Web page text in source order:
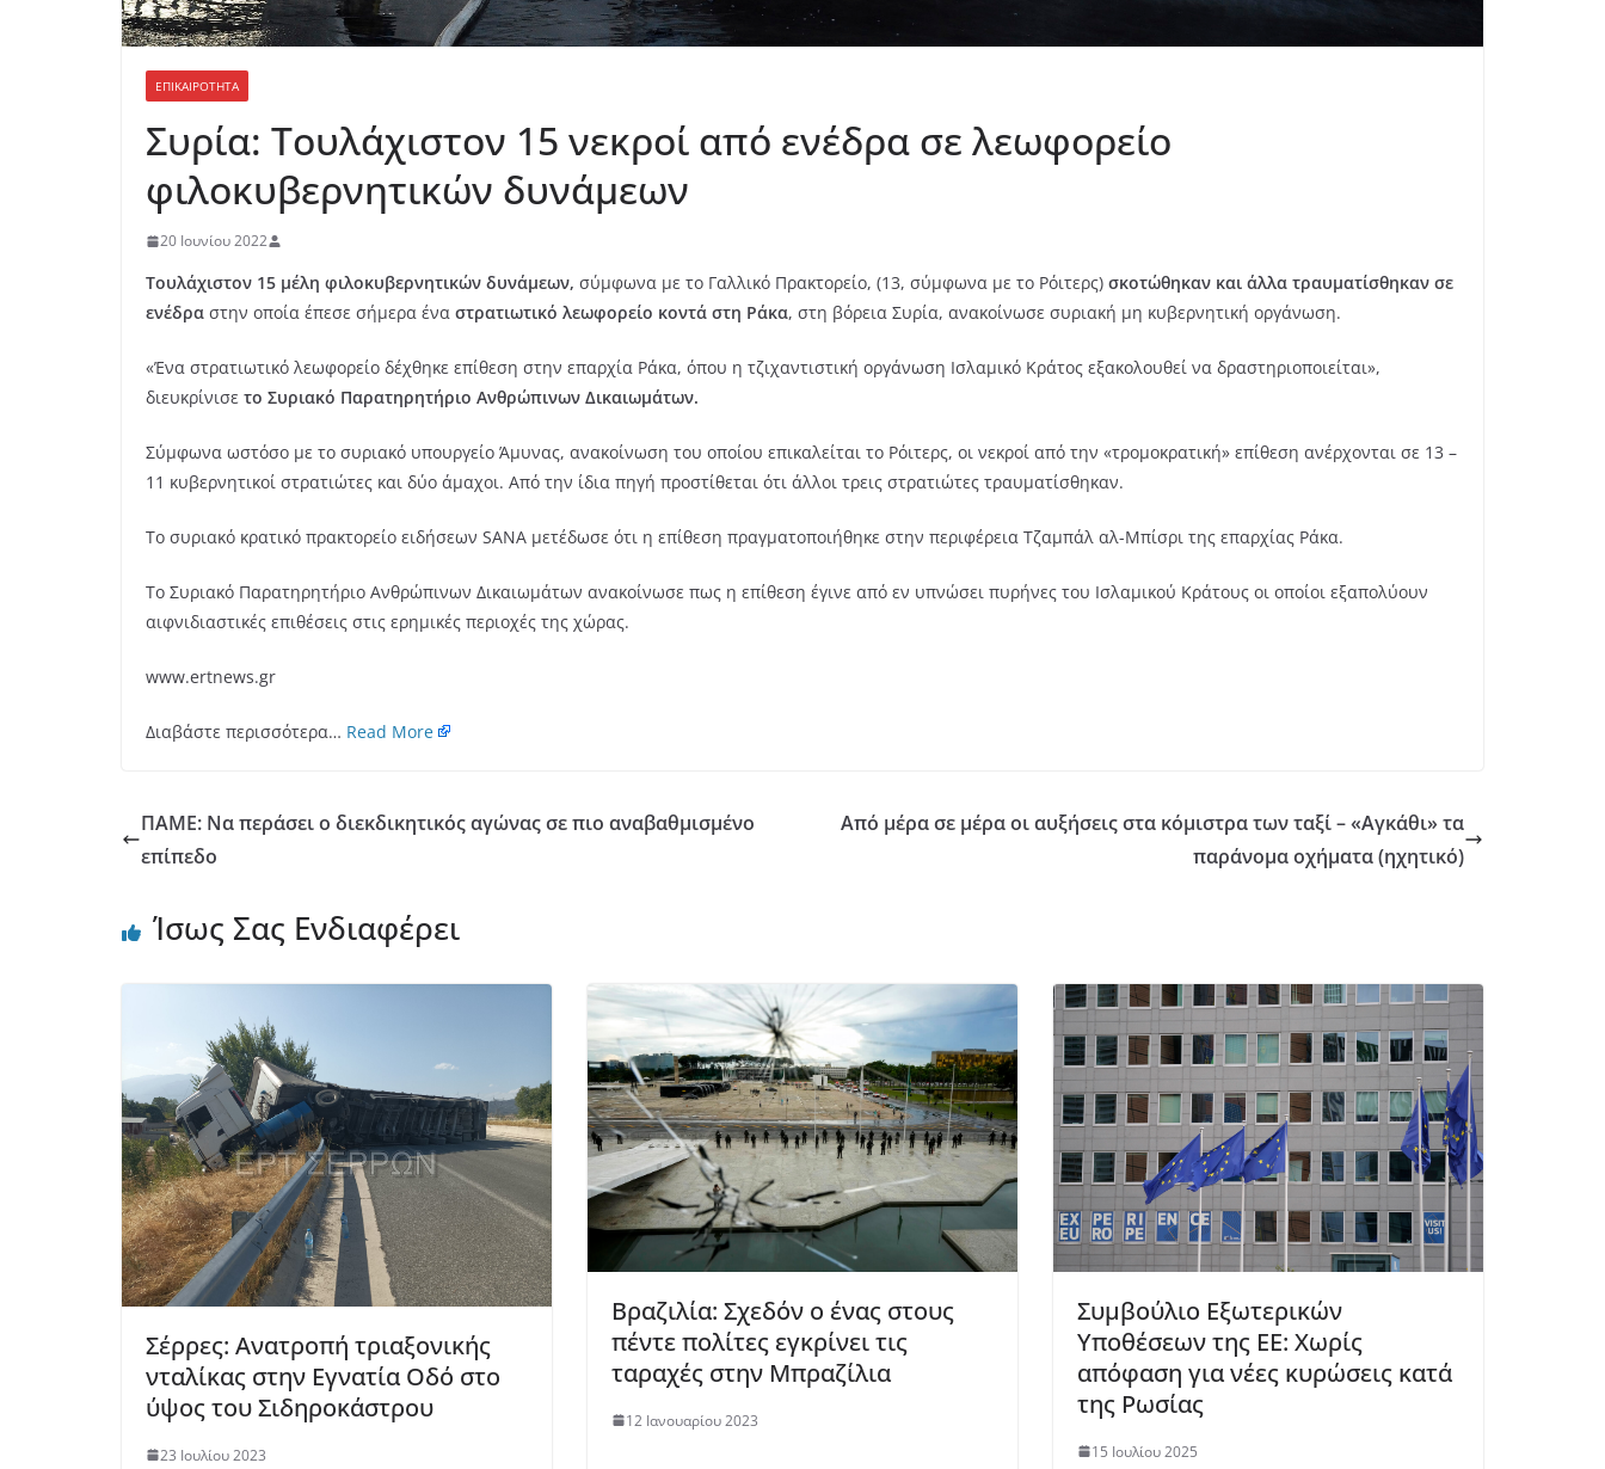
ΕΠΙΚΑΙΡΟΤΗΤΑ
Συρία: Τουλάχιστον 15 νεκροί από ενέδρα σε λεωφορείο
φιλοκυβερνητικών δυνάμεων
20 Ιουνίου 2022
Τουλάχιστον 15 μέλη φιλοκυβερνητικών δυνάμεων, σύμφωνα με το Γαλλικό Πρακτορείο, (13, σύμφωνα με το Ρόιτερς) σκοτώθηκαν και άλλα τραυματίσθηκαν σε
ενέδρα στην οποία έπεσε σήμερα ένα στρατιωτικό λεωφορείο κοντά στη Ράκα, στη βόρεια Συρία, ανακοίνωσε συριακή μη κυβερνητική οργάνωση.
«Ένα στρατιωτικό λεωφορείο δέχθηκε επίθεση στην επαρχία Ράκα, όπου η τζιχαντιστική οργάνωση Ισλαμικό Κράτος εξακολουθεί να δραστηριοποιείται»,
διευκρίνισε το Συριακό Παρατηρητήριο Ανθρώπινων Δικαιωμάτων.
Σύμφωνα ωστόσο με το συριακό υπουργείο Άμυνας, ανακοίνωση του οποίου επικαλείται το Ρόιτερς, οι νεκροί από την «τρομοκρατική» επίθεση ανέρχονται σε 13 –
11 κυβερνητικοί στρατιώτες και δύο άμαχοι. Από την ίδια πηγή προστίθεται ότι άλλοι τρεις στρατιώτες τραυματίσθηκαν.
Το συριακό κρατικό πρακτορείο ειδήσεων SANA μετέδωσε ότι η επίθεση πραγματοποιήθηκε στην περιφέρεια Τζαμπάλ αλ-Μπίσρι της επαρχίας Ράκα.
Το Συριακό Παρατηρητήριο Ανθρώπινων Δικαιωμάτων ανακοίνωσε πως η επίθεση έγινε από εν υπνώσει πυρήνες του Ισλαμικού Κράτους οι οποίοι εξαπολύουν
αιφνιδιαστικές επιθέσεις στις ερημικές περιοχές της χώρας.
www.ertnews.gr
Διαβάστε περισσότερα… Read More
ΠΑΜΕ: Nα περάσει ο διεκδικητικός αγώνας σε πιο αναβαθμισμένο
επίπεδο
Από μέρα σε μέρα οι αυξήσεις στα κόμιστρα των ταξί – «Αγκάθι» τα
παράνομα οχήματα (ηχητικό)
Ίσως Σας Ενδιαφέρει
Σέρρες: Ανατροπή τριαξονικής
νταλίκας στην Εγνατία Οδό στο
ύψος του Σιδηροκάστρου
23 Ιουλίου 2023
Βραζιλία: Σχεδόν ο ένας στους
πέντε πολίτες εγκρίνει τις
ταραχές στην Μπραζίλια
12 Ιανουαρίου 2023
Συμβούλιο Εξωτερικών
Υποθέσεων της ΕΕ: Χωρίς
απόφαση για νέες κυρώσεις κατά
της Ρωσίας
15 Ιουλίου 2025